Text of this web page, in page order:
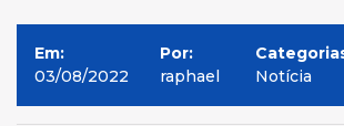
Em:
03/08/2022
Por:
raphael
Notícia